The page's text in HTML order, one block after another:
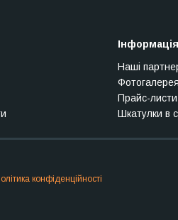
Інформація
Наші
Прайс-листи
Шкатулки в
конфіденційності